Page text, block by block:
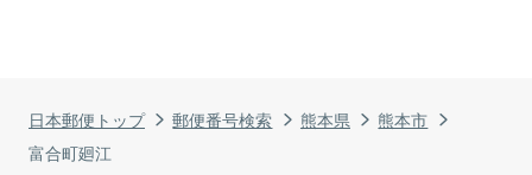
日本郵便トップ 郵便番号検索 熊本県
熊本市
富合町廻江